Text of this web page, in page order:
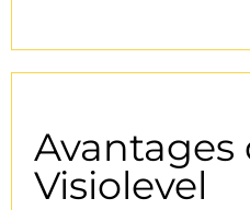
Avantages
Visiolevel